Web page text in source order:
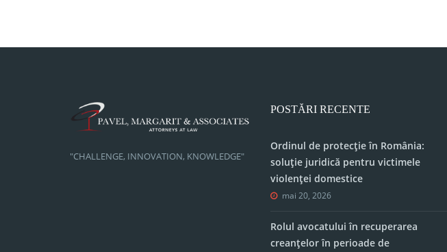
"CHALLENGE, INNOVATION, KNOWLEDGE"
POSTĂRI RECENTE
Ordinul de protecție în România:
soluție juridică pentru victimele
violenței domestice
mai 20, 2026
Rolul avocatului în recuperarea
creanțelor în perioade de